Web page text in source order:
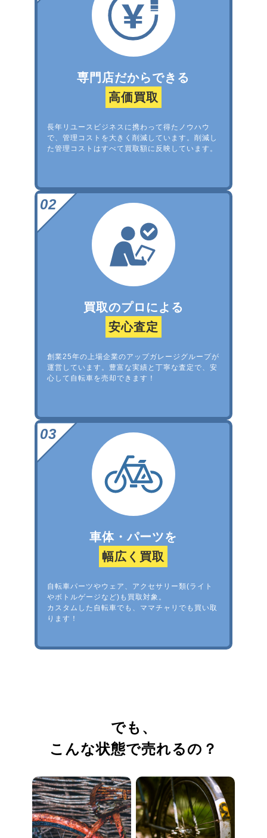
専門店だからできる
高価買取
長年リユースビジネスに携わって得たノウハウ
で、管理コストを大きく削減しています。削減し
た管理コストはすべて買取額に反映しています。
買取のプロによる
安心査定
創業25年の上場企業のアップガレージグループが
運営しています。豊富な実績と丁寧な査定で、安
心して自転車を売却できます！
車体・パーツを
幅広く買取
自転車パーツやウェア、アクセサリー類(ライト
やボトルゲージなど)も買取対象。
カスタムした自転車でも、ママチャリでも買い取
ります！
でも、
こんな状態で売れるの？